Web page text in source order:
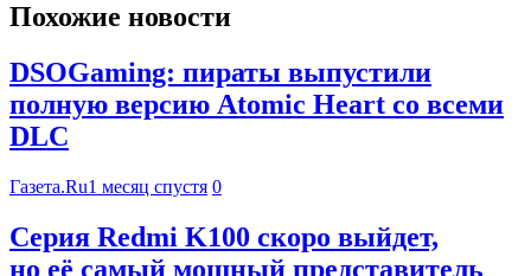
Похожие новости
DSOGaming: пираты выпустили
полную версию Atomic Heart со всеми
DLC
Газета.Ru1 месяц спустя 0
Серия Redmi K100 скоро выйдет,
но её самый мощный представитель